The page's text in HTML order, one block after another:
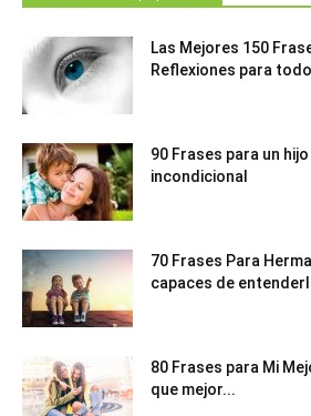
Las Mejores 150
Reflexiones para
90 Frases para un
incondicional
70 Frases Para
capaces de
80 Frases para Mi
que mejor...